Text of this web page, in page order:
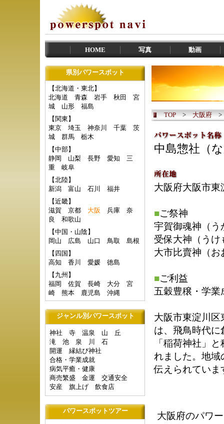
HOME 写真 動画
県別パワースポット
【北海道・東北】
北海道
青森 岩手 秋田
宮
城
山形
福島
【関東】
東京
埼玉 神奈川 千葉
茨
城
群馬
栃木
【中部】
静岡
山梨 長野 愛知
三
重
岐阜
【北陸】
新潟
富山 石川
福井
【近畿】
滋賀
京都 大阪 兵庫
奈
良
和歌山
【中国・山陰】
岡山
広島 山口 鳥取
島根
【四国】
高知
香川 愛媛
徳島
【九州】
福岡
佐賀 長崎 大分
宮
崎
熊本 鹿児島 沖縄
ジャンル別パワースポット
神社 寺 温泉 山
丘
滝
池 泉 川
石
開運
縁結び神社
合格・学業成就
病気平癒・健康
商売繁盛
金運
交通安全
安産
旗上げ 飲食店
パワースポットツアー
TOP>大阪府
中島惣社（
大阪府大阪市
■ご祭神
宇賀御魂神（う
受保大神（うけ
大市比賣神（お
■ご利益
五穀豊穣・学
大阪市東淀川
は、飛鳥時代
「稲荷神社」
れました。地域
伝えられていま
大阪府のパワ